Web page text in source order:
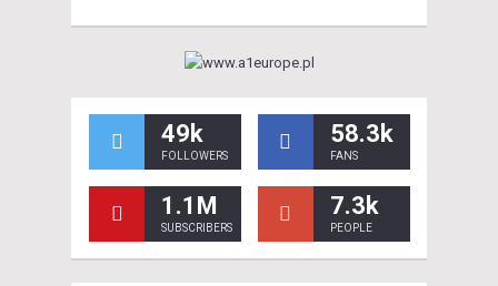
49k
FOLLOWERS
58.3k
FANS
1.1M
SUBSCRIBERS
7.3k
PEOPLE